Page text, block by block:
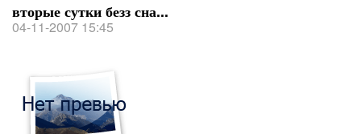
вторые сутки безз сна...
04-11-2007 15:45